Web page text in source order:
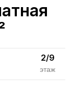
2/9
этаж